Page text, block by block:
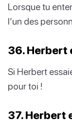
Lorsque tu
l’un des
36. Herbert
Si Herbert
pour toi !
37. Herbert